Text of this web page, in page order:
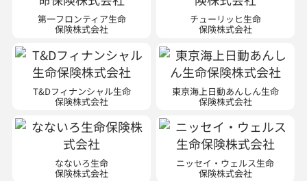
第一フロンティア生命
保険株式会社
チューリッヒ生命
保険株式会社
T&Dフィナンシャル生命
保険株式会社
東京海上日動あんしん生命
保険株式会社
なないろ生命
保険株式会社
ニッセイ・ウェルス生命
保険株式会社